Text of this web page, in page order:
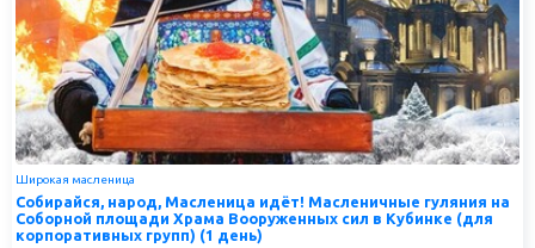
Широкая масленица
Собирайся, народ, Масленица идёт! Масленичные гуляния на
Соборной площади Храма Вооруженных сил в Кубинке (для
корпоративных групп) (1 день)